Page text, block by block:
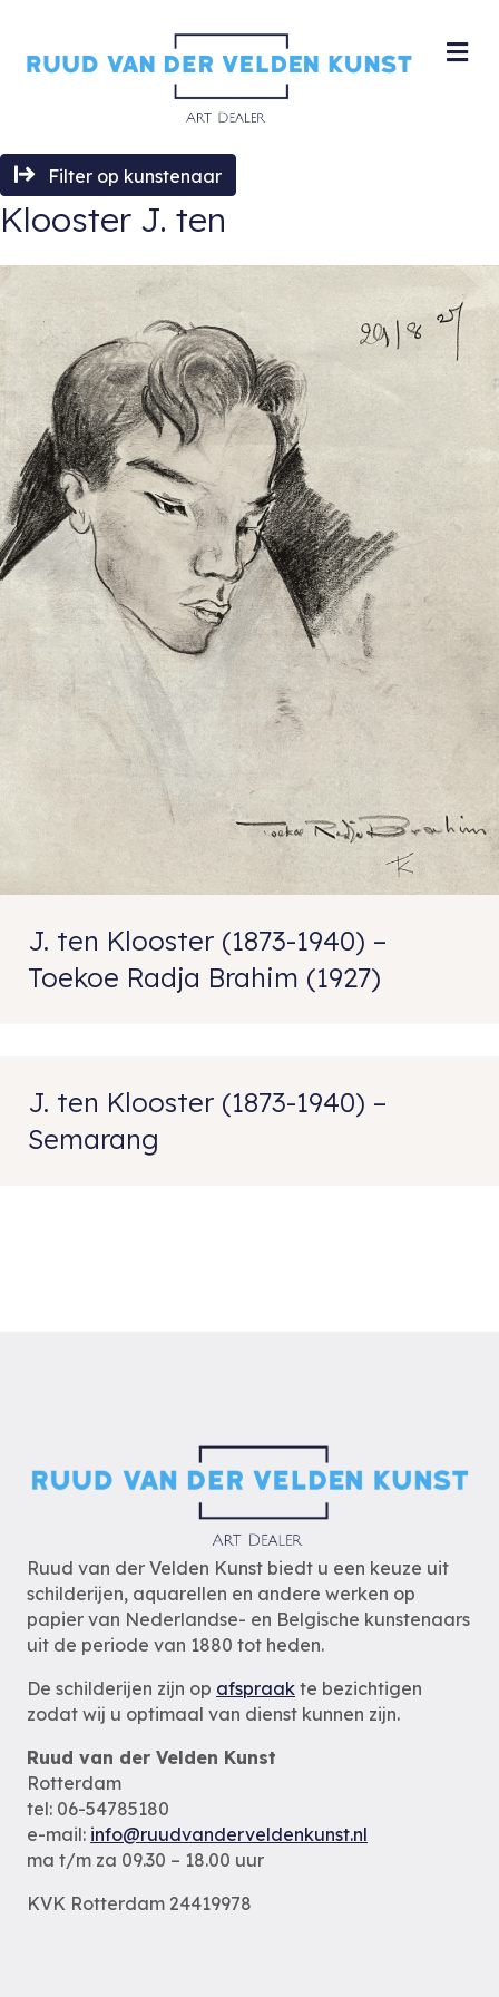
Filter op kunstenaar
Klooster J. ten
J. ten Klooster (1873-1940) –
Toekoe Radja Brahim (1927)
J. ten Klooster (1873-1940) –
Semarang
Ruud van der Velden Kunst biedt u een keuze uit
schilderijen, aquarellen en andere werken op
papier van Nederlandse- en Belgische kunstenaars
uit de periode van 1880 tot heden.
De schilderijen zijn op afspraak te bezichtigen
zodat wij u optimaal van dienst kunnen zijn.
Ruud van der Velden Kunst
Rotterdam
tel: 06-54785180
e-mail: info@ruudvanderveldenkunst.nl
ma t/m za 09.30 – 18.00 uur
KVK Rotterdam 24419978